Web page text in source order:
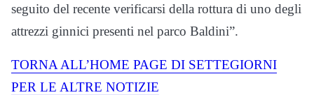
seguito del recente verificarsi della rottura di uno degli
attrezzi ginnici presenti nel parco Baldini”.
TORNA ALL’HOME PAGE DI SETTEGIORNI
PER LE ALTRE NOTIZIE